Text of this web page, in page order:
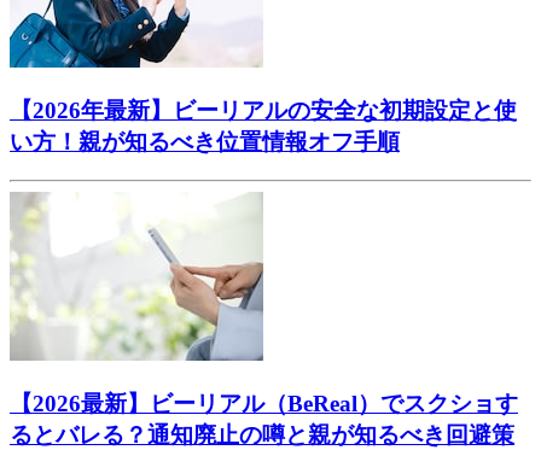
【2026年最新】ビーリアルの安全な初期設定と使
い方！親が知るべき位置情報オフ手順
【2026最新】ビーリアル（BeReal）でスクショす
るとバレる？通知廃止の噂と親が知るべき回避策